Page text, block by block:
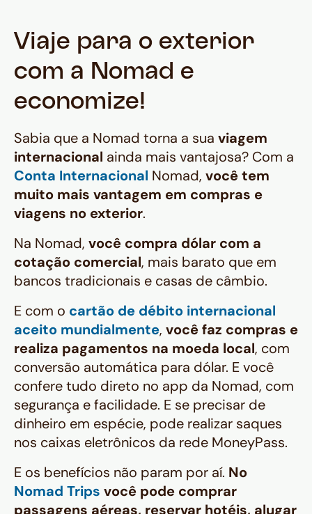
Viaje para o exterior
com a Nomad e
economize!
Sabia que a Nomad torna a sua viagem
internacional ainda mais vantajosa? Com a
Conta Internacional Nomad, você tem
muito mais vantagem em compras e
viagens no exterior.
Na Nomad, você compra dólar com a
cotação comercial, mais barato que em
bancos tradicionais e casas de câmbio.
E com o cartão de débito internacional
aceito mundialmente, você faz compras e
realiza pagamentos na moeda local, com
conversão automática para dólar. E você
confere tudo direto no app da Nomad, com
segurança e facilidade. E se precisar de
dinheiro em espécie, pode realizar saques
nos caixas eletrônicos da rede MoneyPass.
E os benefícios não param por aí. No
Nomad Trips você pode comprar
passagens aéreas, reservar hotéis, alugar